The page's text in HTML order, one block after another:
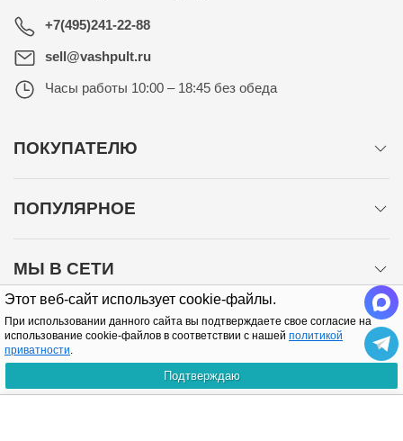
Этот веб-сайт использует cookie-файлы.
При использовании данного сайта вы подтверждаете свое согласие на
использование cookie-файлов в соответствии с нашей политикой
приватности.
Подтверждаю
+7(495)241-22-88
sell@vashpult.ru
Часы работы 10:00 – 18:45 без обеда
ПОКУПАТЕЛЮ
ПОПУЛЯРНОЕ
МЫ В СЕТИ